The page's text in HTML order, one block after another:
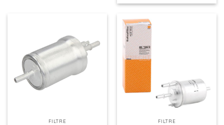
FILTRE FILTRE